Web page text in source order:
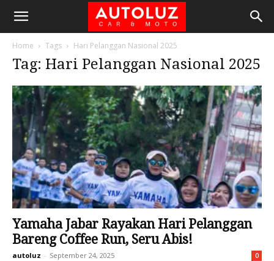
Home Tags Hari Pelanggan Nasional 2025
Tag: Hari Pelanggan Nasional 2025
Yamaha Jabar Rayakan Hari Pelanggan
Bareng Coffee Run, Seru Abis!
autoluz - September 24, 2025 0